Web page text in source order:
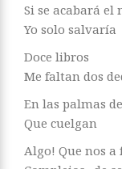
Si se acabará el
Yo solo salvaría
Doce libros
Me faltan dos
En las palmas
Que cuelgan
Algo! Que nos a